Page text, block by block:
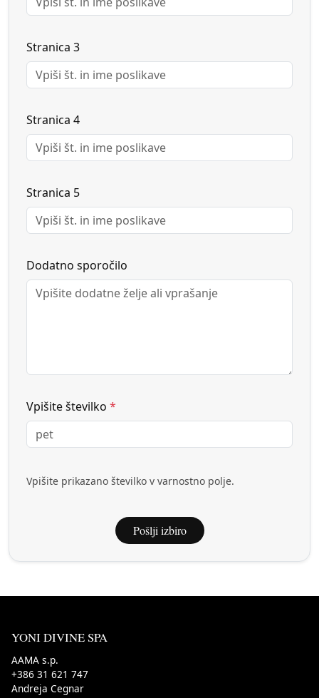
Stranica 3
Stranica 4
Stranica 5
Dodatno sporočilo
Vpišite številko *
Vpišite prikazano številko v varnostno polje.
Pošlji izbiro
YONI DIVINE SPA
AAMA s.p.
+386 31 621 747
Andreja Cegnar